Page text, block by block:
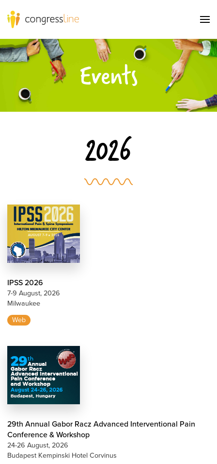
Events
2026
IPSS 2026
7-9 August, 2026
Milwaukee
Web
29th Annual Gabor Racz Advanced Interventional Pain
Conference & Workshop
24-26 August, 2026
Budapest Kempinski Hotel Corvinus